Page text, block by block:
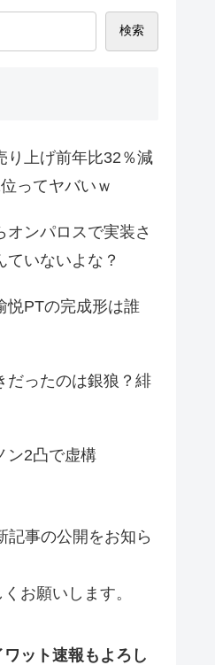
検索
り上げ前年比32％減
ってヤバいｗ
オンパロスで実装さ
ていないよな？
悦PTの完成形は誰
だったのは銀狼？緋
ン2凸で虚構
記事の公開をお知ら
お願いします。
ット速報もよろし